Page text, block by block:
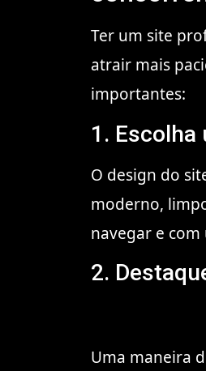
Ter um site
atrair mais
importantes:
1.
O design do
moderno,
navegar e
2.
Uma maneira